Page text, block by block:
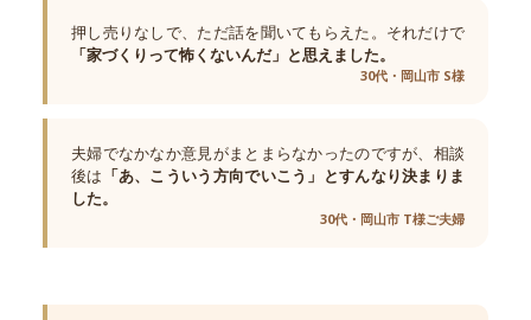
押し売りなしで、ただ話を聞いてもらえた。それだけで
「家づくりって怖くないんだ」と思えました。
30代・岡山市 S様
夫婦でなかなか意見がまとまらなかったのですが、相談
後は 「あ、こういう方向でいこう」とすんなり決まりま
した。
30代・岡山市 T様ご夫婦